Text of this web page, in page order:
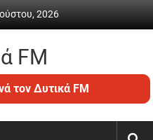
2026
FM
τον Δυτικά FM